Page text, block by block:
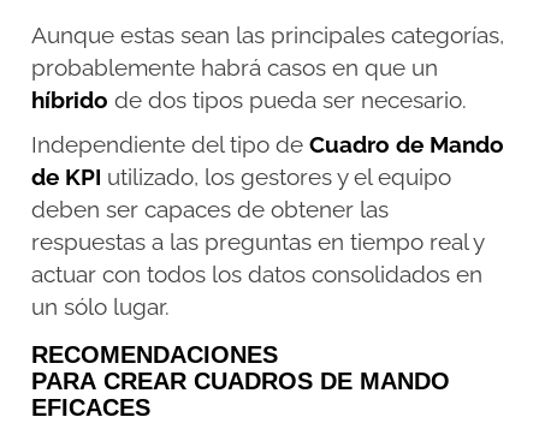
Aunque estas sean las principales categorías,
probablemente habrá casos en que un
híbrido de dos tipos pueda ser necesario.
Independiente del tipo deCuadro de Mando
de KPI utilizado, los gestores y el equipo
deben ser capaces de obtener las
respuestas a las preguntas en tiempo real y
actuar con todos los datos consolidados en
un sólo lugar.
RECOMENDACIONES
PARA CREAR CUADROS DE MANDO
EFICACES